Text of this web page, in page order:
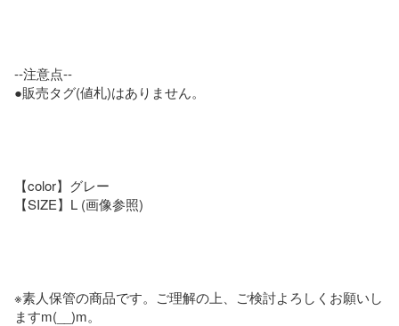
--注意点--
●販売タグ(値札)はありません。
【color】グレー
【SIZE】L (画像参照)
※素人保管の商品です。ご理解の上、ご検討よろしくお願いし
ますm(__)m。